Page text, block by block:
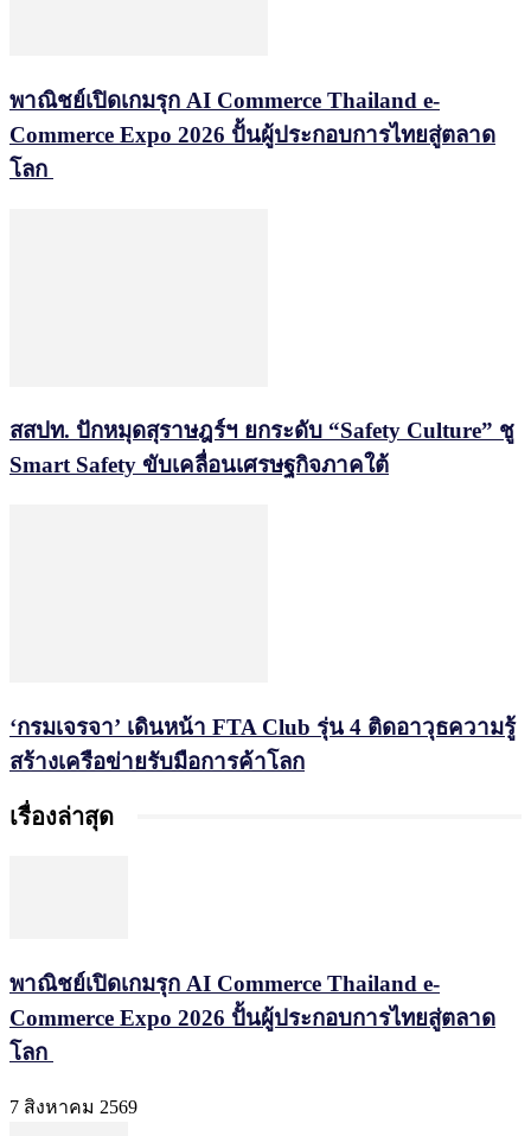
พาณิชย์เปิดเกมรุก AI Commerce Thailand e-
Commerce Expo 2026 ปั้นผู้ประกอบการไทยสู่ตลาด
โลก
สสปท. ปักหมุดสุราษฎร์ฯ ยกระดับ “Safety Culture” ชู
Smart Safety ขับเคลื่อนเศรษฐกิจภาคใต้
‘กรมเจรจา’ เดินหน้า FTA Club รุ่น 4 ติดอาวุธความรู้
สร้างเครือข่ายรับมือการค้าโลก
เรื่องล่าสุด
พาณิชย์เปิดเกมรุก AI Commerce Thailand e-
Commerce Expo 2026 ปั้นผู้ประกอบการไทยสู่ตลาด
โลก
7 สิงหาคม 2569